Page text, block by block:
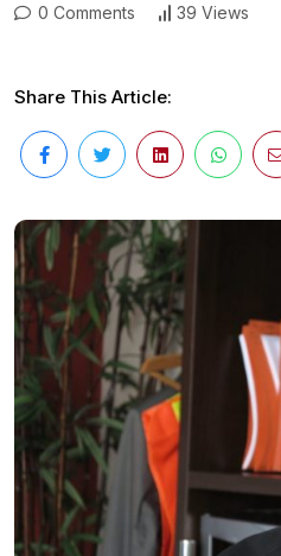
0 Comments
39 Views
Share This Article: